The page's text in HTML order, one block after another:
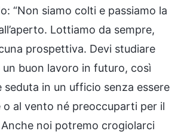
“Non siamo colti e passiamo la
Lottiamo da sempre,
prospettiva. Devi studiare
buon lavoro in futuro, così
in un ufficio senza essere
o al vento né preoccuparti per il
noi potremo crogiolarci